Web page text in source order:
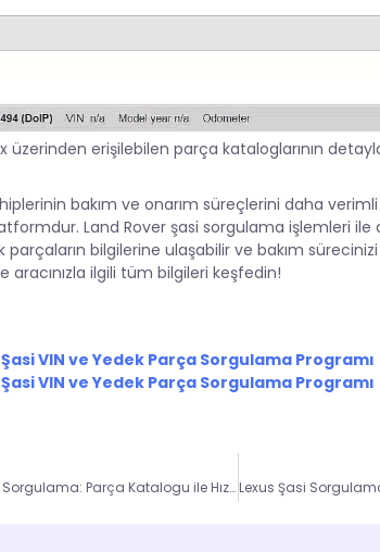
üzerinden erişilebilen parça kataloglarının
bakım ve onarım süreçlerini daha
Land Rover şasi sorgulama işlemleri ile
bilgilerine ulaşabilir ve bakım
aracınızla ilgili tüm bilgileri keşfedin!
VIN ve Yedek Parça Sorgulama Programı
VIN ve Yedek Parça Sorgulama Programı
Lamborghini MODIS Şasi Sorgulama: Parça Katalogu ile Hız ve Güvenlik